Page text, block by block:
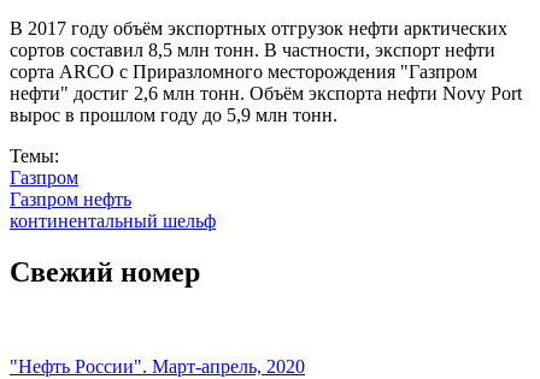
В 2017 году объём экспортных отгрузок нефти арктических
сортов составил 8,5 млн тонн. В частности, экспорт нефти
сорта ARCO с Приразломного месторождения "Газпром
нефти" достиг 2,6 млн тонн. Объём экспорта нефти Novy Port
вырос в прошлом году до 5,9 млн тонн.
Темы:
Газпром
Газпром нефть
континентальный шельф
Свежий номер
"Нефть России". Март-апрель, 2020